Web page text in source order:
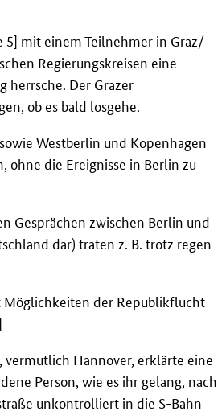
5] mit einem Teilnehmer in Graz/
Regierungskreisen eine
herrsche. Der Grazer
ob es bald losgehe.
Westberlin und Kopenhagen
ohne die Ereignisse in Berlin zu
Gesprächen zwischen Berlin und
dar) traten z. B. trotz regen
Möglichkeiten der Republikflucht
Hannover, erklärte eine
Person, wie es ihr gelang, nach
unkontrolliert in die S-Bahn